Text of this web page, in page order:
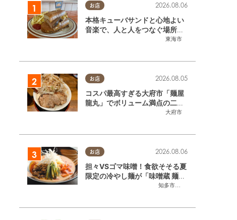
お店
東海市
2026.08.06
本格キューバサンドと心地よい
音楽で、人と人をつなぐ場所。
東海市「JAMMIN'STANDHOU
お店
大府市
2026.08.05
コスパ最高すぎる大府市「麺屋
龍丸」でボリューム満点の二郎
系ラーメンを堪能してきた
お店
知多市
,半田市
2026.08.06
担々VSゴマ味噌！食欲そそる夏
限定の冷やし麺が「味噌蔵 麺四
朗 半田店・知多店」で登場／ち